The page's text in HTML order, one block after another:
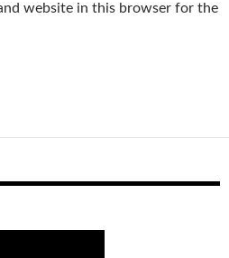
website in this browser for the